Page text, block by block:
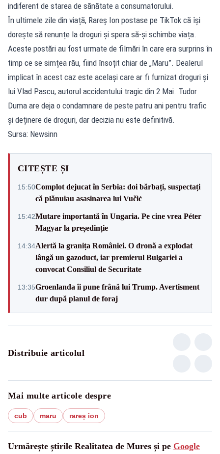
indiferent de starea de sănătate a consumatorului.
În ultimele zile din viață, Rareș Ion postase pe TikTok că își
dorește să renunțe la droguri și spera să-și schimbe viața.
Aceste postări au fost urmate de filmări în care era surprins în
timp ce se simțea rău, fiind însoțit chiar de „Maru”. Dealerul
implicat în acest caz este același care ar fi furnizat droguri și
lui Vlad Pascu, autorul accidentului tragic din 2 Mai. Tudor
Duma are deja o condamnare de peste patru ani pentru trafic
și deținere de droguri, dar decizia nu este definitivă.
Sursa: Newsinn
CITEȘTE ȘI
15:50Complot dejucat în Serbia: doi bărbați, suspectați
că plănuiau asasinarea lui Vučić
15:42Mutare importantă în Ungaria. Pe cine vrea Péter
Magyar la președinție
14:34Alertă la granița României. O dronă a explodat
lângă un gazoduct, iar premierul Bulgariei a
convocat Consiliul de Securitate
13:35Groenlanda îi pune frână lui Trump. Avertisment
dur după planul de foraj
Distribuie articolul
Mai multe articole despre
cub maru rareș ion
Urmărește știrile Realitatea de Mures și pe Google